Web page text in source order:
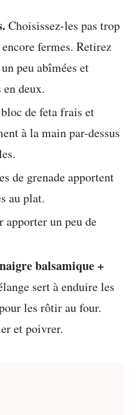
Choisissez-les pas trop
fermes. Retirez
peu abîmées et
deux.
de feta frais et
à la main par-dessus
de grenade apportent
au plat.
apporter un peu de
balsamique +
sert à enduire les
les rôtir au four.
et poivrer.